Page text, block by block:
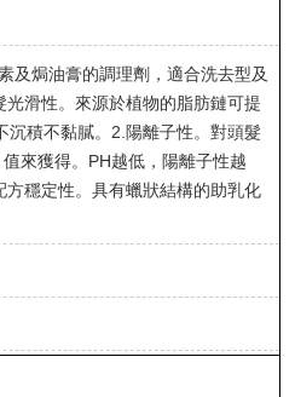
及焗油膏的調理劑，適合洗去型及
滑性。來源於植物的脂肪鏈可提
沉積不黏膩。2.陽離子性。對頭髮
來獲得。PH越低，陽離子性越
穩定性。具有蠟狀結構的助乳化